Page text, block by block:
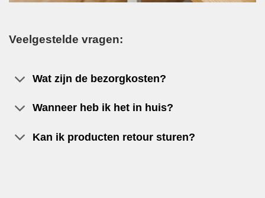
Veelgestelde vragen:
Wat zijn de bezorgkosten?
Wanneer heb ik het in huis?
Kan ik producten retour sturen?